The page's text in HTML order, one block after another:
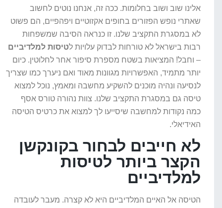
אלינו שוב ושוב בחלומות. ככה זה, אנחנו נוטים לחשוב
שאתרי נופש הפזורים בחופים אקזוטיים ויפהפיים, הם פשוט
לא במסגרת התקציב שלנו. זו כנראה הסיבה שמשפחות
רבות בישראל לא טורחות לבדוק עלויות לטיסות למלדיביים
– וחבל! המציאות בשטח מספרת סיפור אחר לחלוטין. כיום
יותר מתמיד, האפשרויות מגוונות מאוד ואם ניערך כמו שצריך
לנסיעה ונהיה מוכנים להשקיע מחשבה ומאמץ, נוכל למצוא
טיסה גם במסגרת התקציב שלנו. צוות נהורה טורס אסף
כמה נקודות למחשבה שיסייעו לך למצוא את כרטיס הטיסה
האידיאלי.
לא חייבים לבחור בקונקשן
הקצר ביותר לטיסות
למלדיביים
הטיסה אל האיים המלדיביים היא לא קצרה. מעבר לעובדה